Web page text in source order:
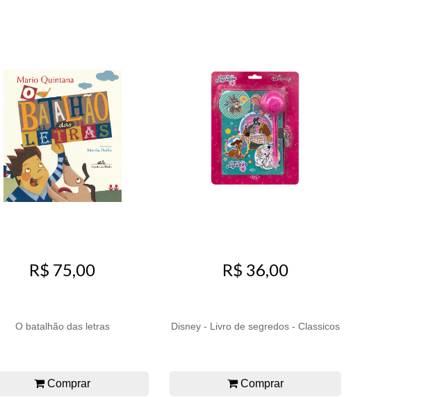
R$ 75,00
O batalhão das letras
Comprar
R$ 36,00
Disney - Livro de segredos - Classicos
Comprar